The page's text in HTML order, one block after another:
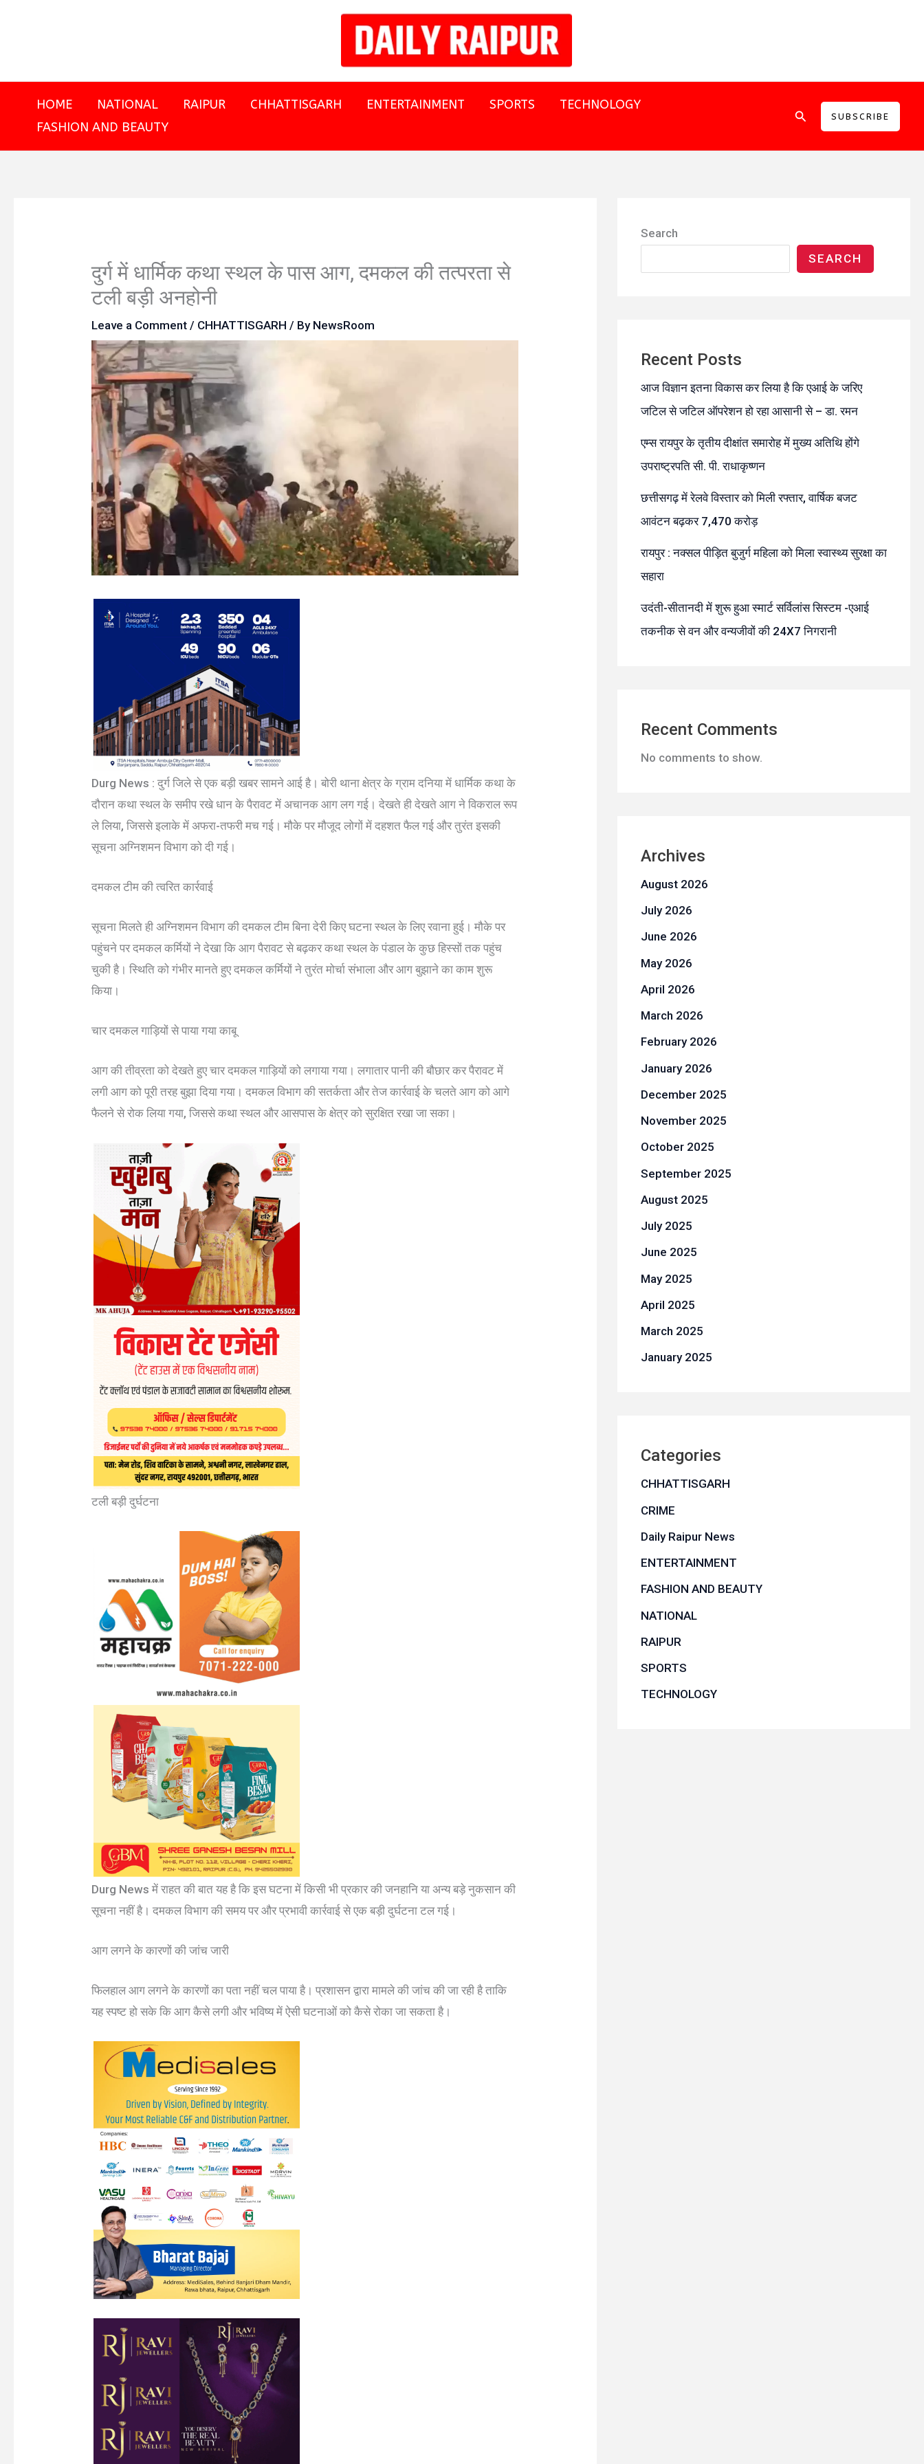
HOME NATIONAL RAIPUR CHHATTISGARH ENTERTAINMENT SPORTS
TECHNOLOGY
FASHION AND BEAUTY
SearchSUBSCRIBE
दुर्ग में धार्मिक कथा स्थल के पास आग, दमकल की तत्परता से
टली बड़ी अनहोनी
Leave a Comment / CHHATTISGARH / By NewsRoom
Durg News : दुर्ग जिले से एक बड़ी खबर सामने आई है। बोरी थाना क्षेत्र के ग्राम दनिया में धार्मिक कथा के
दौरान कथा स्थल के समीप रखे धान के पैरावट में अचानक आग लग गई। देखते ही देखते आग ने विकराल रूप
ले लिया, जिससे इलाके में अफरा-तफरी मच गई। मौके पर मौजूद लोगों में दहशत फैल गई और तुरंत इसकी
सूचना अग्निशमन विभाग को दी गई।
दमकल टीम की त्वरित कार्रवाई
सूचना मिलते ही अग्निशमन विभाग की दमकल टीम बिना देरी किए घटना स्थल के लिए रवाना हुई। मौके पर
पहुंचने पर दमकल कर्मियों ने देखा कि आग पैरावट से बढ़कर कथा स्थल के पंडाल के कुछ हिस्सों तक पहुंच
चुकी है। स्थिति को गंभीर मानते हुए दमकल कर्मियों ने तुरंत मोर्चा संभाला और आग बुझाने का काम शुरू
किया।
चार दमकल गाड़ियों से पाया गया काबू
आग की तीव्रता को देखते हुए चार दमकल गाड़ियों को लगाया गया। लगातार पानी की बौछार कर पैरावट में
लगी आग को पूरी तरह बुझा दिया गया। दमकल विभाग की सतर्कता और तेज कार्रवाई के चलते आग को आगे
फैलने से रोक लिया गया, जिससे कथा स्थल और आसपास के क्षेत्र को सुरक्षित रखा जा सका।
टली बड़ी दुर्घटना
Durg News में राहत की बात यह है कि इस घटना में किसी भी प्रकार की जनहानि या अन्य बड़े नुकसान की
सूचना नहीं है। दमकल विभाग की समय पर और प्रभावी कार्रवाई से एक बड़ी दुर्घटना टल गई।
आग लगने के कारणों की जांच जारी
फिलहाल आग लगने के कारणों का पता नहीं चल पाया है। प्रशासन द्वारा मामले की जांच की जा रही है ताकि
यह स्पष्ट हो सके कि आग कैसे लगी और भविष्य में ऐसी घटनाओं को कैसे रोका जा सकता है।
Search
SEARCH
Recent Posts
आज विज्ञान इतना विकास कर लिया है कि एआई के जरिए
जटिल से जटिल ऑपरेशन हो रहा आसानी से – डा. रमन
एम्स रायपुर के तृतीय दीक्षांत समारोह में मुख्य अतिथि होंगे
उपराष्ट्रपति सी. पी. राधाकृष्णन
छत्तीसगढ़ में रेलवे विस्तार को मिली रफ्तार, वार्षिक बजट
आवंटन बढ़कर 7,470 करोड़
रायपुर : नक्सल पीड़ित बुजुर्ग महिला को मिला स्वास्थ्य सुरक्षा का
सहारा
उदंती-सीतानदी में शुरू हुआ स्मार्ट सर्विलांस सिस्टम -एआई
तकनीक से वन और वन्यजीवों की 24X7 निगरानी
Recent Comments
No comments to show.
Archives
August 2026
July 2026
June 2026
May 2026
April 2026
March 2026
February 2026
January 2026
December 2025
November 2025
October 2025
September 2025
August 2025
July 2025
June 2025
May 2025
April 2025
March 2025
January 2025
Categories
CHHATTISGARH
CRIME
Daily Raipur News
ENTERTAINMENT
FASHION AND BEAUTY
NATIONAL
RAIPUR
SPORTS
TECHNOLOGY